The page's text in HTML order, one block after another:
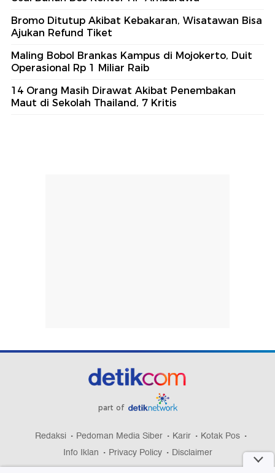
Bromo Ditutup Akibat Kebakaran, Wisatawan Bisa
Ajukan Refund Tiket
Maling Bobol Brankas Kampus di Mojokerto, Duit
Operasional Rp 1 Miliar Raib
14 Orang Masih Dirawat Akibat Penembakan
Maut di Sekolah Thailand, 7 Kritis
part of
Redaksi Pedoman Media Siber Karir
Kotak Pos
Info Iklan
Privacy Policy Disclaimer